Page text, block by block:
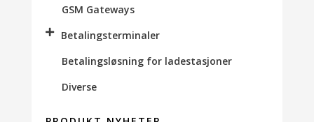
GSM Gateways
Betalingsterminaler
Betalingsløsning for ladestasjoner
Diverse